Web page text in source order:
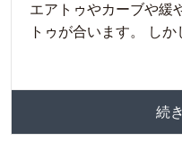
エアトゥやカーブや緩
トゥが合います。 し
続